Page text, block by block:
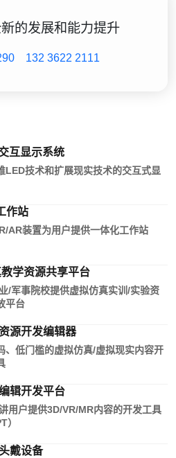
的发展和能力提升
132 3622 2111
互显示系统
LED技术和扩展现实技术的交互式显
作站
AR装置为用户提供一体化工作站
学资源共享平台
/军事院校提供虚拟仿真实训/实验资
平台
源开发编辑器
、低门槛的虚拟仿真/虚拟现实内容开
辑开发平台
用户提供3D/VR/MR内容的开发工具
）
戴设备